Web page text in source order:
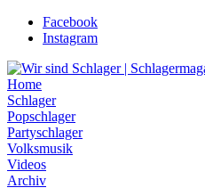
Zum
Inhalt
Facebook
Instagram
Home
Schlager
Popschlager
Partyschlager
Volksmusik
Videos
Archiv